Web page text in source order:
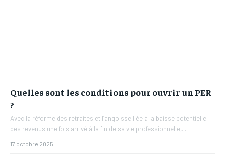
Quelles sont les conditions pour ouvrir un PER
?
Avec la réforme des retraites et l’angoisse liée à la baisse potentielle
des revenus une fois arrivé à la fin de sa vie professionnelle,...
17 octobre 2025